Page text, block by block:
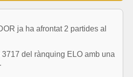
ja ha afrontat 2 partides al
del rànquing ELO amb una